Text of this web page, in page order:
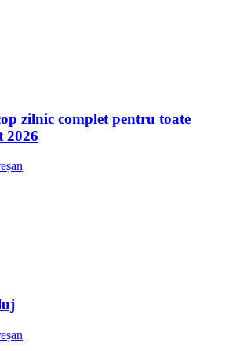
zilnic complet pentru toate
2026